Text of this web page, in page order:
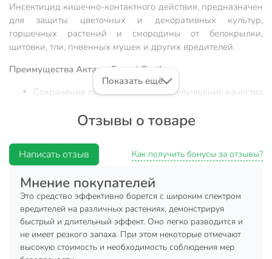
Инсектицид кишечно-контактного действия, предназначен
для защиты цветочных и декоративных культур,
горшечных растений и смородины от белокрылки,
щитовки, тли, пчвенных мушек и других вредителей.
Преимущества Актары Expert Garden:
Сохранение листового аппарата, улучшение качества
Низкая норма расхода, снижение числа обработок.
Эффективность независимо от внешних условий
(сохраняет активность при высоких температурах,
низкой влажности, дождеустойчив).
Длительный защитный эффект.
Широкий спектр активности.
Трансламинарное действие при опрыскивании
растений.
Системное действие при внесении в почту.
Показать ещё
Отзывы о товаре
Написать отзыв Как получить бонусы за отзывы?
Мнение покупателей
Это средство эффективно борется с широким спектром
вредителей на различных растениях, демонстрируя
быстрый и длительный эффект. Оно легко разводится и
не имеет резкого запаха. При этом некоторые отмечают
высокую стоимость и необходимость соблюдения мер